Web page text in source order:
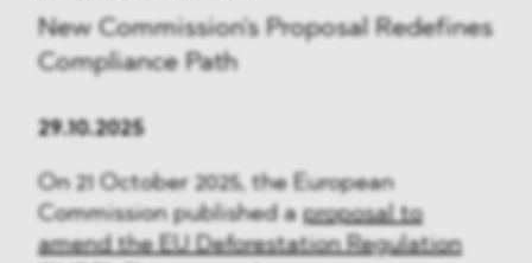
New Commission's Proposal Redefines
Compliance Path
29.10.2025
On 21 October 2025, the European
Commission published aproposal to
amend the EU Deforestation Regulation